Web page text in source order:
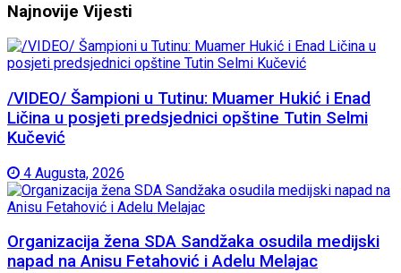
Najnovije Vijesti
/VIDEO/ Šampioni u Tutinu: Muamer Hukić i Enad
Ličina u posjeti predsjednici opštine Tutin Selmi
Kučević
4 Augusta, 2026
Organizacija žena SDA Sandžaka osudila medijski
napad na Anisu Fetahović i Adelu Melajac